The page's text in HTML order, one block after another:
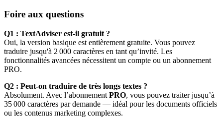
Foire aux questions
Q1 : TextAdviser est-il gratuit ?
Oui, la version basique est entièrement gratuite. Vous pouvez
traduire jusqu'à 2 000 caractères en tant qu’invité. Les
fonctionnalités avancées nécessitent un compte ou un abonnement
PRO.
Q2 : Peut-on traduire de très longs textes ?
Absolument. Avec l’abonnement PRO, vous pouvez traiter jusqu’à
35 000 caractères par demande — idéal pour les documents officiels
ou les contenus marketing complexes.